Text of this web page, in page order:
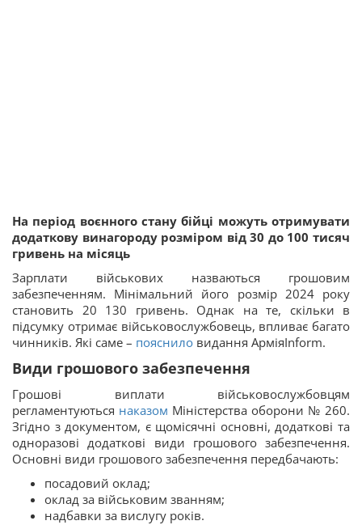
На період воєнного стану бійці можуть отримувати
додаткову винагороду розміром від 30 до 100 тисяч
гривень на місяць
Зарплати військових назваються грошовим
забезпеченням. Мінімальний його розмір 2024 року
становить 20 130 гривень. Однак на те, скільки в
підсумку отримає військовослужбовець, впливає багато
чинників. Які саме – пояснило видання АрміяInform.
Види грошового забезпечення
Грошові виплати військовослужбовцям
регламентуються наказом Міністерства оборони № 260.
Згідно з документом, є щомісячні основні, додаткові та
одноразові додаткові види грошового забезпечення.
Основні види грошового забезпечення передбачають:
посадовий оклад;
оклад за військовим званням;
надбавки за вислугу років.